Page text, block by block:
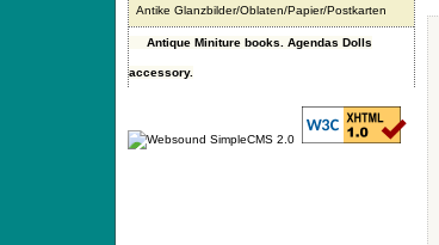
Antike Glanzbilder/Oblaten/Papier/Postkarten
Antique Miniture books. Agendas Dolls
accessory.